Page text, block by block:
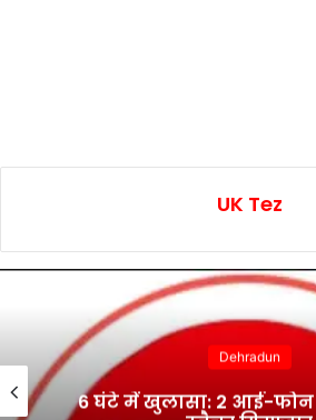
UK Tez
Dehradun
6 घंटे में खुलासा: 2 आई-फोन